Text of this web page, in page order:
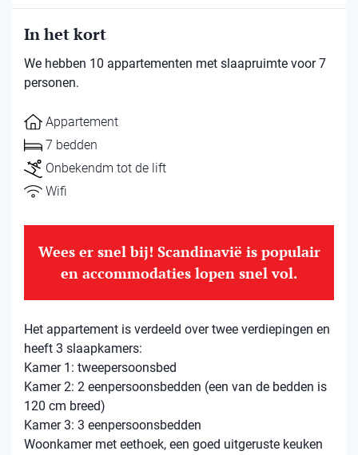
In het kort
We hebben 10 appartementen met slaapruimte voor 7
personen.
Appartement
7 bedden
Onbekendm tot de lift
Wifi
Wees er snel bij! Scandinavië is populair
en accommodaties lopen snel vol.
Het appartement is verdeeld over twee verdiepingen en
heeft 3 slaapkamers:
Kamer 1: tweepersoonsbed
Kamer 2: 2 eenpersoonsbedden (een van de bedden is
120 cm breed)
Kamer 3: 3 eenpersoonsbedden
Woonkamer met eethoek, een goed uitgeruste keuken